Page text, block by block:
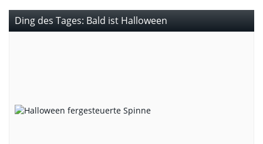
Ding des Tages: Bald ist Halloween